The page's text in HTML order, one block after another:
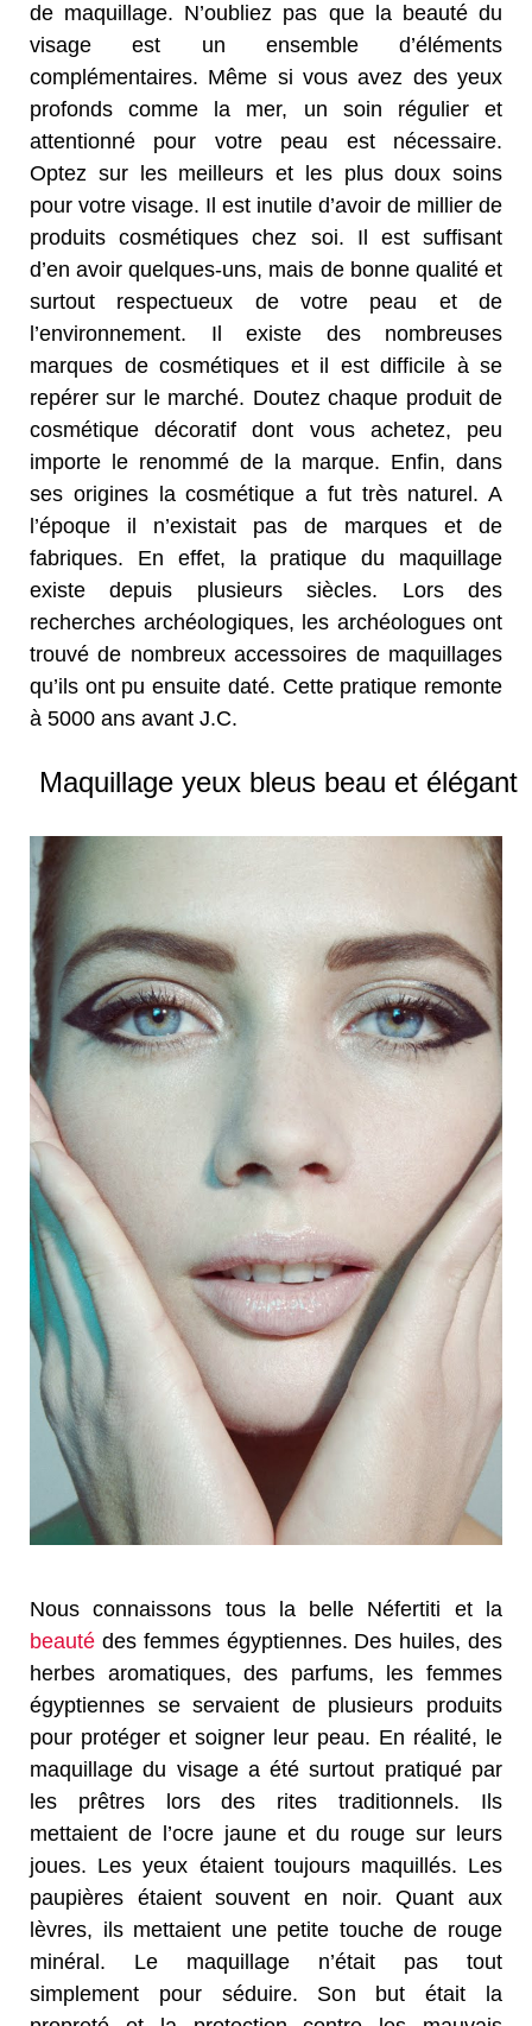
de maquillage. N’oubliez pas que la beauté du
visage est un ensemble d’éléments
complémentaires. Même si vous avez des yeux
profonds comme la mer, un soin régulier et
attentionné pour votre peau est nécessaire.
Optez sur les meilleurs et les plus doux soins
pour votre visage. Il est inutile d’avoir de millier de
produits cosmétiques chez soi. Il est suffisant
d’en avoir quelques-uns, mais de bonne qualité et
surtout respectueux de votre peau et de
l’environnement. Il existe des nombreuses
marques de cosmétiques et il est difficile à se
repérer sur le marché. Doutez chaque produit de
cosmétique décoratif dont vous achetez, peu
importe le renommé de la marque. Enfin, dans
ses origines la cosmétique a fut très naturel. A
l’époque il n’existait pas de marques et de
fabriques. En effet, la pratique du maquillage
existe depuis plusieurs siècles. Lors des
recherches archéologiques, les archéologues ont
trouvé de nombreux accessoires de maquillages
qu’ils ont pu ensuite daté. Cette pratique remonte
à 5000 ans avant J.C.
Maquillage yeux bleus beau et élégant
Nous connaissons tous la belle Néfertiti et la
beauté des femmes égyptiennes. Des huiles, des
herbes aromatiques, des parfums, les femmes
égyptiennes se servaient de plusieurs produits
pour protéger et soigner leur peau. En réalité, le
maquillage du visage a été surtout pratiqué par
les prêtres lors des rites traditionnels. Ils
mettaient de l’ocre jaune et du rouge sur leurs
joues. Les yeux étaient toujours maquillés. Les
paupières étaient souvent en noir. Quant aux
lèvres, ils mettaient une petite touche de rouge
minéral. Le maquillage n’était pas tout
simplement pour séduire. Son but était la